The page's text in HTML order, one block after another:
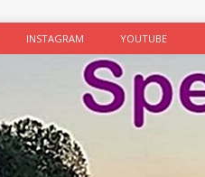
INSTAGRAM YOUTUBE